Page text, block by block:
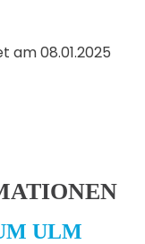
am 08.01.2025
ULM